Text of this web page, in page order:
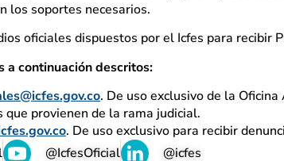
los soportes necesarios.
oficiales dispuestos por el Icfes para recibir
a continuación descritos:
. De uso exclusivo de la
provienen de la rama judicial.
. De uso exclusivo para recibir
@IcfesOficial @icfes